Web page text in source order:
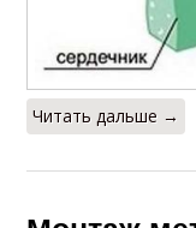
Читать дальше →